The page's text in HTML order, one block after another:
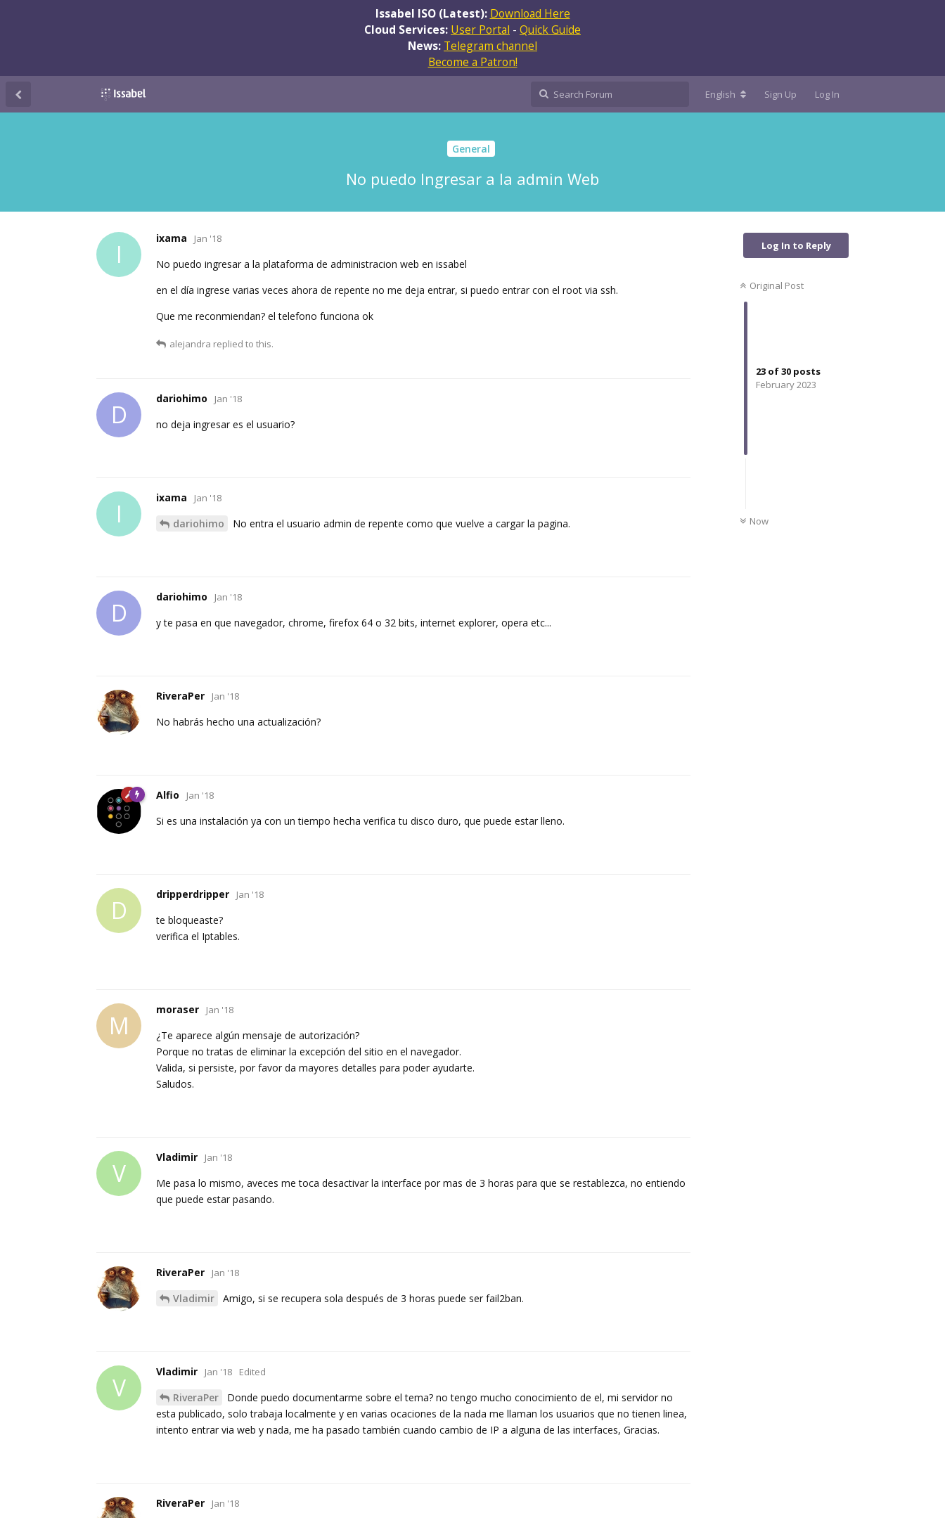
Issabel ISO (Latest): Download Here
Cloud Services: User Portal - Quick Guide
News: Telegram channel
Become a Patron!
English Sign Up Log In
General
No puedo Ingresar a la admin Web
Log In to Reply
Original Post
23 of30 posts
February 2023
Now
I
ixama Jan '18
No puedo ingresar a la plataforma de administracion web en issabel
en el día ingrese varias veces ahora de repente no me deja entrar, si puedo entrar con el root via ssh.
Que me reconmiendan? el telefono funciona ok
alejandra replied to this.
D
dariohimo Jan '18
no deja ingresar es el usuario?
I
ixama Jan '18
dariohimo No entra el usuario admin de repente como que vuelve a cargar la pagina.
D
dariohimo Jan '18
y te pasa en que navegador, chrome, firefox 64 o 32 bits, internet explorer, opera etc...
RiveraPer Jan '18
No habrás hecho una actualización?
Alfio Jan '18
Si es una instalación ya con un tiempo hecha verifica tu disco duro, que puede estar lleno.
D
dripperdripper Jan '18
te bloqueaste?
verifica el Iptables.
M
moraser Jan '18
¿Te aparece algún mensaje de autorización?
Porque no tratas de eliminar la excepción del sitio en el navegador.
Valida, si persiste, por favor da mayores detalles para poder ayudarte.
Saludos.
V
Vladimir Jan '18
Me pasa lo mismo, aveces me toca desactivar la interface por mas de 3 horas para que se restablezca, no entiendo
que puede estar pasando.
RiveraPer Jan '18
Vladimir Amigo, si se recupera sola después de 3 horas puede ser fail2ban.
V
Vladimir Jan '18 Edited
RiveraPer
Donde puedo documentarme sobre el tema? no tengo mucho conocimiento de el, mi servidor no
esta publicado, solo trabaja localmente y en varias ocaciones de la nada me llaman los usuarios que no tienen linea,
intento entrar via web y nada, me ha pasado también cuando cambio de IP a alguna de las interfaces, Gracias.
RiveraPer Jan '18